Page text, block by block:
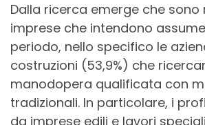
Dalla ricerca emerge che sono
imprese che intendono
periodo, nello specifico le
costruzioni (53,9%) che
manodopera qualificata con
tradizionali. In particolare, i
da imprese edili e lavori